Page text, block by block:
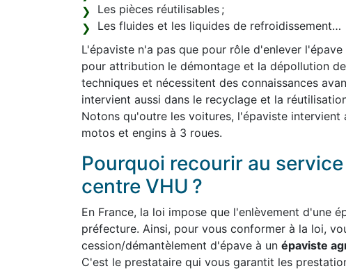
Les pièces réutilisables ;
Les fluides et les liquides de refroidissement…
L'épaviste n'a pas que pour rôle d'enlever
pour attribution le démontage et la dépollution
techniques et nécessitent des connaissances
intervient aussi dans le recyclage et la
Notons qu'outre les voitures, l'épaviste intervient
motos et engins à 3 roues.
Pourquoi recourir au
centre VHU ?
En France, la loi impose que l'enlèvement d'une
préfecture. Ainsi, pour vous conformer à la loi,
cession/démantèlement d'épave à un épaviste
C'est le prestataire qui vous garantit les